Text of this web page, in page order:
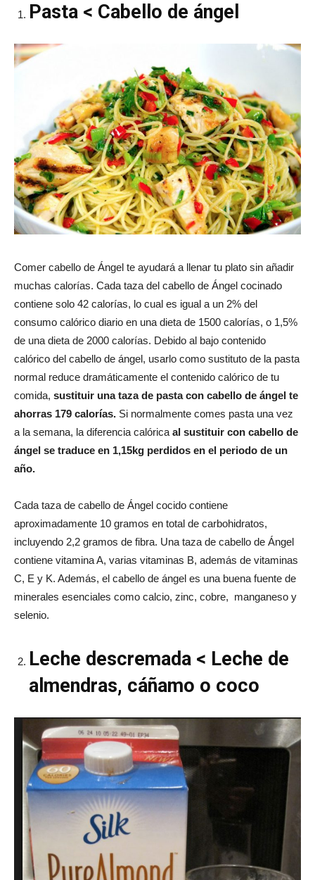
Pasta < Cabello de ángel
Comer cabello de Ángel te ayudará a llenar tu plato sin añadir
muchas calorías. Cada taza del cabello de Ángel cocinado
contiene solo 42 calorías, lo cual es igual a un 2% del
consumo calórico diario en una dieta de 1500 calorías, o 1,5%
de una dieta de 2000 calorías. Debido al bajo contenido
calórico del cabello de ángel, usarlo como sustituto de la pasta
normal reduce dramáticamente el contenido calórico de tu
comida, sustituir una taza de pasta con cabello de ángel te
ahorras 179 calorías. Si normalmente comes pasta una vez
a la semana, la diferencia calórica al sustituir con cabello de
ángel se traduce en 1,15kg perdidos en el periodo de un
año.
Cada taza de cabello de Ángel cocido contiene
aproximadamente 10 gramos en total de carbohidratos,
incluyendo 2,2 gramos de fibra. Una taza de cabello de Ángel
contiene vitamina A, varias vitaminas B, además de vitaminas
C, E y K. Además, el cabello de ángel es una buena fuente de
minerales esenciales como calcio, zinc, cobre, manganeso y
selenio.
Leche descremada < Leche de
almendras, cáñamo o coco